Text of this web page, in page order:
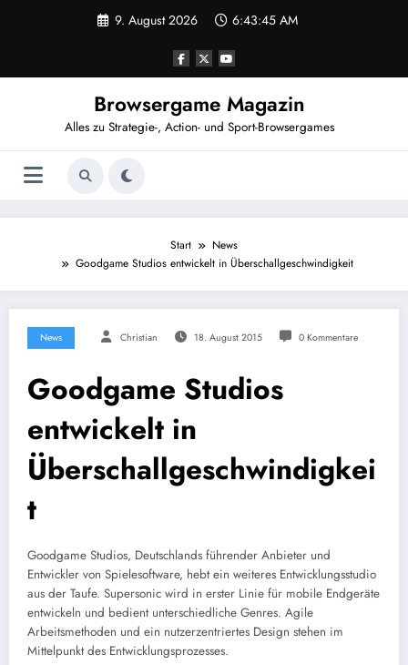
9. August 2026 6:43:46 AM
Browsergame Magazin
Alles zu Strategie-, Action- und Sport-Browsergames
Start
News
Goodgame Studios entwickelt in Überschallgeschwindigkeit
News Christian 18. August 2015 0 Kommentare
Goodgame Studios
entwickelt in
Überschallgeschwindigkei
t
Goodgame Studios, Deutschlands führender Anbieter und
Entwickler von Spielesoftware, hebt ein weiteres Entwicklungsstudio
aus der Taufe. Supersonic wird in erster Linie für mobile Endgeräte
entwickeln und bedient unterschiedliche Genres. Agile
Arbeitsmethoden und ein nutzerzentriertes Design stehen im
Mittelpunkt des Entwicklungsprozesses.